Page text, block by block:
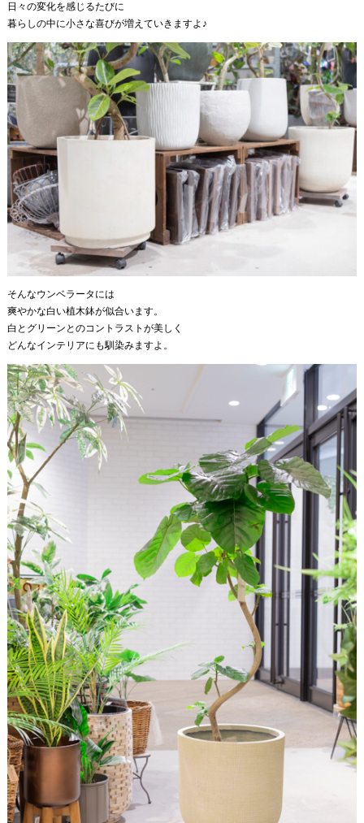
日々の変化を感じるたびに
暮らしの中に小さな喜びが増えていきますよ♪
そんなウンベラータには
爽やかな白い植木鉢が似合います。
白とグリーンとのコントラストが美しく
どんなインテリアにも馴染みますよ。